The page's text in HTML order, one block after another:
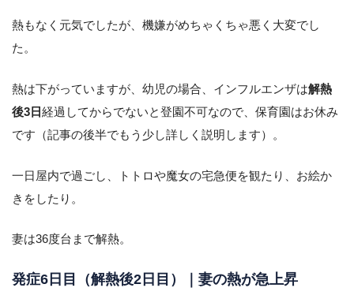
熱もなく元気でしたが、機嫌がめちゃくちゃ悪く大変でし
た。
熱は下がっていますが、幼児の場合、インフルエンザは解熱
後3日経過してからでないと登園不可なので、保育園はお休み
です（記事の後半でもう少し詳しく説明します）。
一日屋内で過ごし、トトロや魔女の宅急便を観たり、お絵か
きをしたり。
妻は36度台まで解熱。
発症6日目（解熱後2日目）｜妻の熱が急上昇